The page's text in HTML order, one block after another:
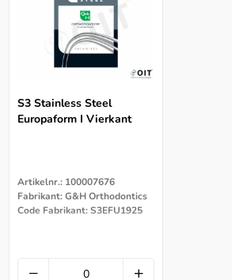
S3 Stainless Steel
Europaform I Vierkant
Artikelnr.: 100007676
Fabrikant: G&H Orthodontics
Code Fabrikant: S3EFU1925